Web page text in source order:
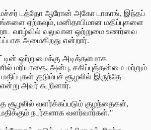
டத்தோ ஆரோன் அகோ டாகாங், இந்தப்
ஏற்கவும், மனிதாபிமான மதிப்புகளை
வாழ்வில் வலுவான ஒற்றுமை உணர்வை
அமைகிறது என்றார்.
ஒற்றுமைக்கு அடித்தளமாக
மரியாதை, அன்பு, சகிப்புத்தன்மை மற்றும்
குடும்பச் சூழலில் இருந்தே
அவர் கூறினார்.
சூழலில் வளர்க்கப்படும் குழந்தைகள்,
நபர்களாக வளர்வார்கள்."